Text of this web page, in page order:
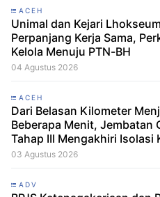
ACEH
Unimal dan Kejari
Perpanjang Kerja Sama,
Kelola Menuju PTN-BH
04 Agustus 2026
ACEH
Dari Belasan Kilometer
Beberapa Menit, Jembatan
Tahap III Mengakhiri Isolasi
Tempel
03 Agustus 2026
ADV